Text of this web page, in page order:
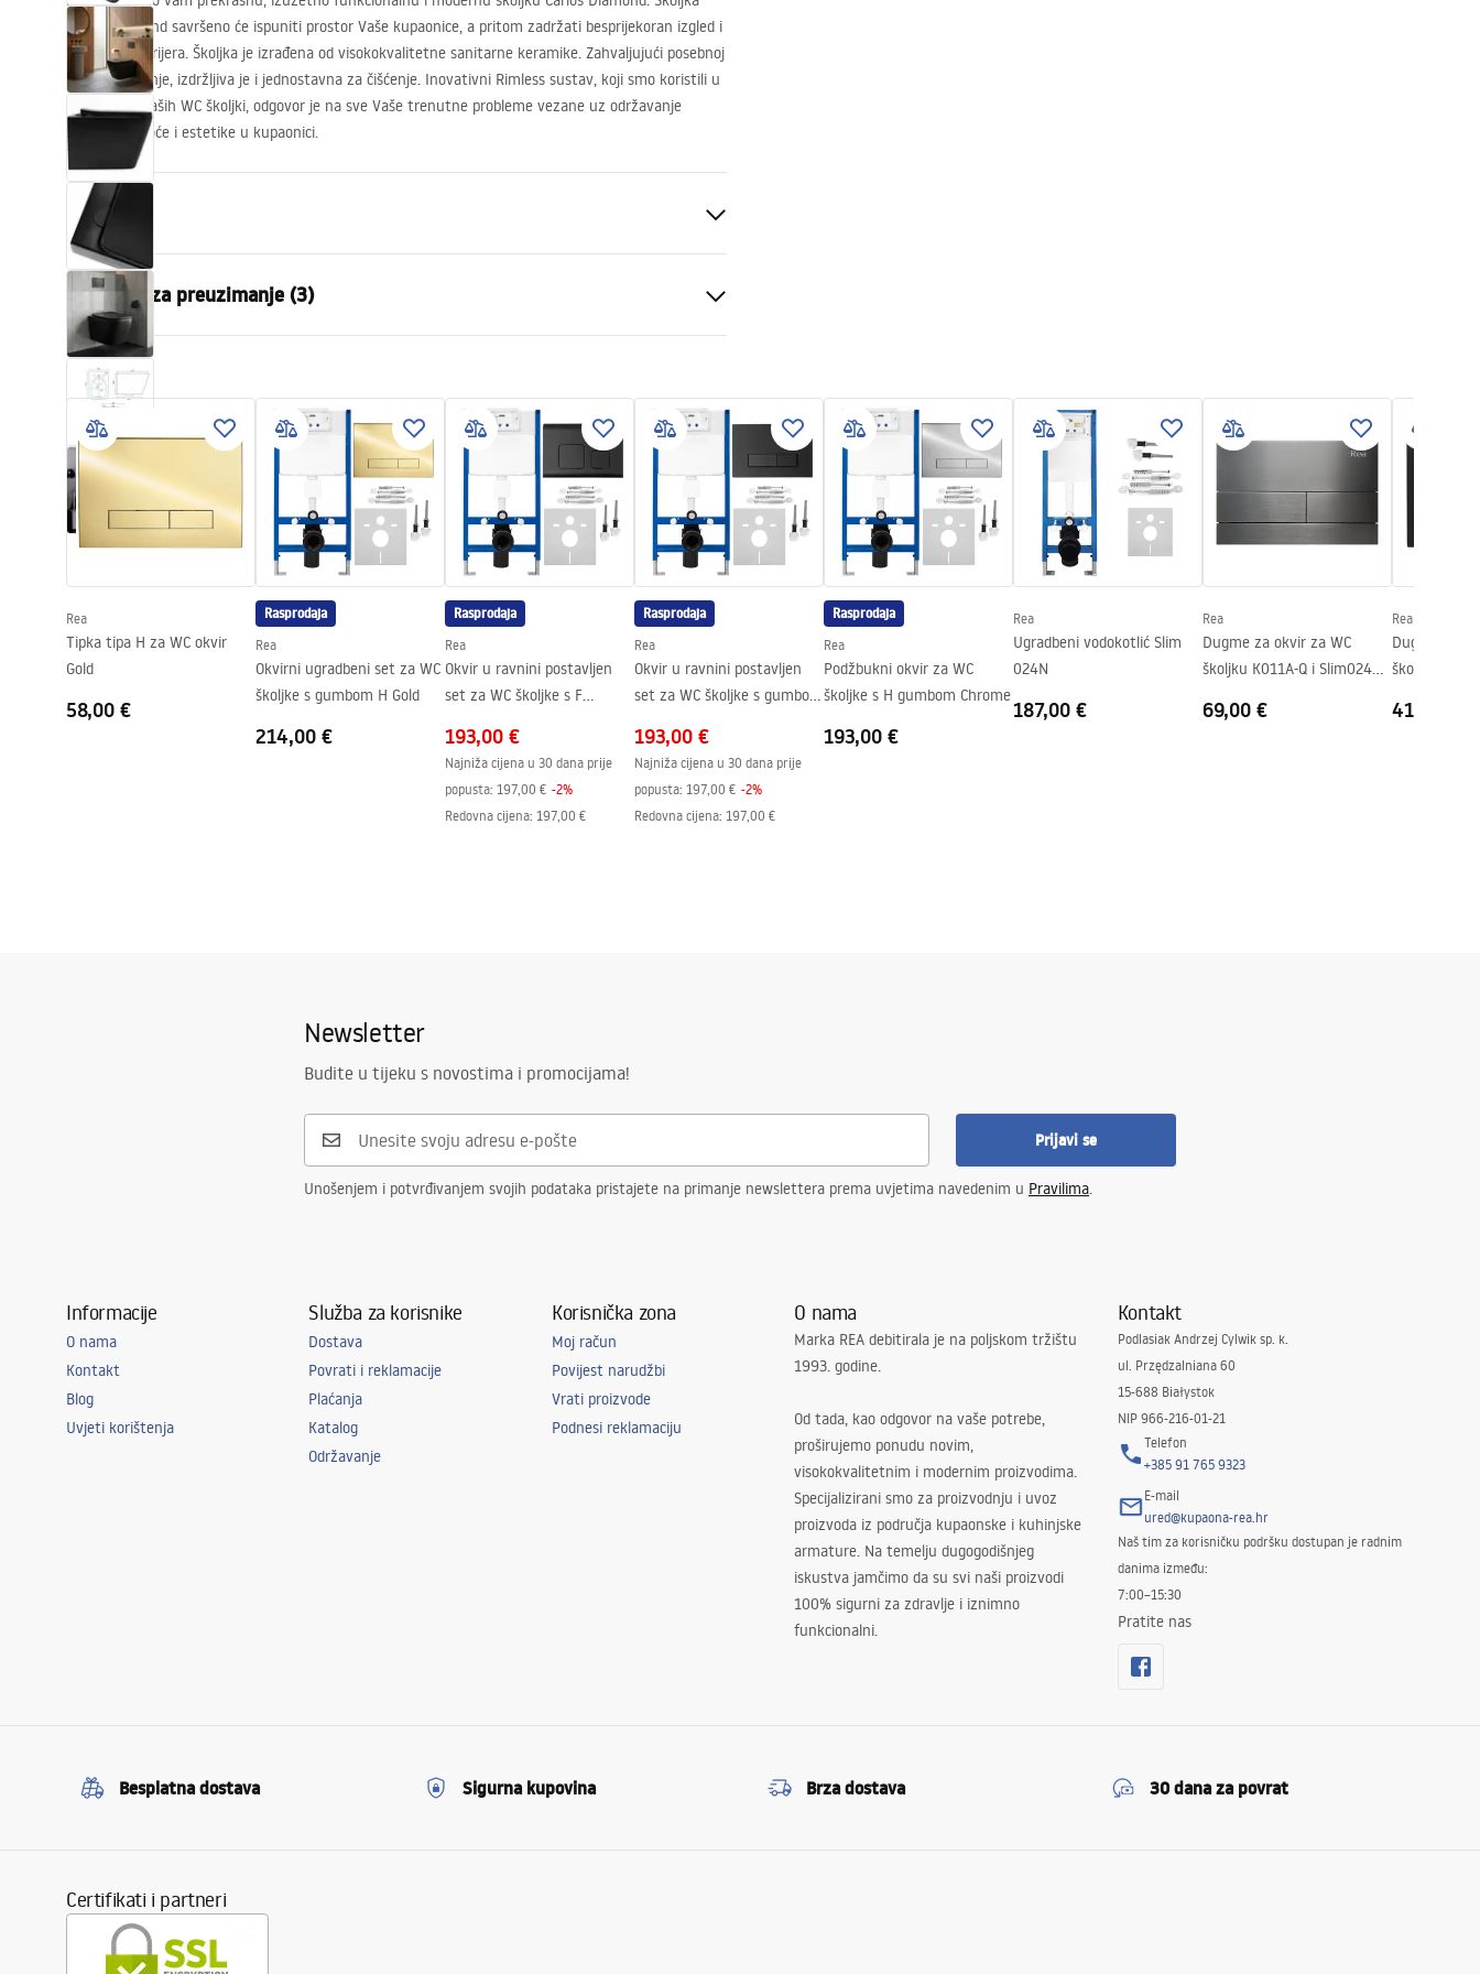
Carlos Diamond savršeno će ispuniti prostor Vaše kupaonice, a pritom zadržati besprijekoran izgled i
estetiku interijera. Školjka je izrađena od visokokvalitetne sanitarne keramike. Zahvaljujući posebnoj
fazi proizvodnje, izdržljiva je i jednostavna za čišćenje. Inovativni Rimless sustav, koji smo koristili u
proizvodnji naših WC školjki, odgovor je na sve Vaše trenutne probleme vezane uz održavanje
higijene, čistoće i estetike u kupaonici.
Svojstva
Način montaže
Sustav ispiranja
Boja
Crn
Završetak
Materijal
Sanitarna keramika
Duljina
515
mm
Širina
345
Visina
340
mm
Razmak montažnih vijaka
mm
Daska uključena
Da, u boji WC školjke
Datoteke za preuzimanje (3)
Atest
ATEST-higieniczny.pdf instrukcja-montażu-misy-wc-video.mp4
Montažne upute
WC.pdf
Rea
Tipka tipa H za WC okvir
Gold
58,00 €
Rasprodaja
Rea
Okvirni ugradbeni set za WC
školjke s gumbom H Gold
214,00 €
Rasprodaja
Rea
Okvir u ravnini postavljen
set za WC školjke s F
193,00 €
Najniža cijena u 30 dana prije
popusta: 197,00 € -2%
Redovna cijena: 197,00 €
Rasprodaja
Rea
Okvir u ravnini postavljen
set za WC školjke s gumbom
193,00 €
Najniža cijena u 30 dana prije
popusta: 197,00 € -2%
Redovna cijena: 197,00 €
Rasprodaja
Rea
Podžbukni okvir za WC
školjke s H gumbom Chrome
193,00 €
Rea
Ugradbeni vodokotlić Slim
024N
187,00 €
Rea
Dugme za okvir za WC
školjku K011A-Q i Slim024N
69,00 €
Rea
Dugme za
školjku Rea
41,00 €
Newsletter
Budite u tijeku s novostima i promocijama!
Prijavi se
Unošenjem i potvrđivanjem svojih podataka pristajete na primanje newslettera prema uvjetima navedenim u Pravilima.
Informacije
O nama
Kontakt
Blog
Uvjeti korištenja
Služba za korisnike
Dostava
Povrati i reklamacije
Plaćanja
Katalog
Održavanje
Korisnička zona
Moj račun
Povijest narudžbi
Vrati proizvode
Podnesi reklamaciju
O nama
Marka REA debitirala je na poljskom tržištu
1993. godine.
Od tada, kao odgovor na vaše potrebe,
proširujemo ponudu novim,
visokokvalitetnim i modernim proizvodima.
Specijalizirani smo za proizvodnju i uvoz
proizvoda iz područja kupaonske i kuhinjske
armature. Na temelju dugogodišnjeg
iskustva jamčimo da su svi naši proizvodi
100% sigurni za zdravlje i iznimno
funkcionalni.
Kontakt
Podlasiak Andrzej Cylwik sp. k.
ul. Przędzalniana 60
15-688 Białystok
NIP 966-216-01-21
Telefon
+385 91 765 9323
E-mail
ured@kupaona-rea.hr
Naš tim za korisničku podršku dostupan je radnim
danima između:
7:00–15:30
Pratite nas
Besplatna dostava Sigurna kupovina Brza dostava 30 dana za povrat
Certifikati i partneri